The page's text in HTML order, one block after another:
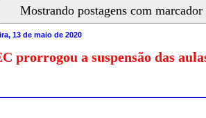
Mostrando postagens com marcador
13 de maio de 2020
prorrogou a suspensão das